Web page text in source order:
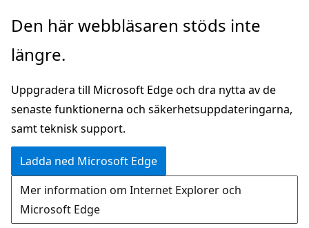
Hoppa
huvudinnehåll
Den här webbläsaren stöds inte
längre.
Uppgradera till Microsoft Edge och dra nytta av de
senaste funktionerna och säkerhetsuppdateringarna,
samt teknisk support.
Ladda ned Microsoft Edge
Mer information om Internet Explorer och
Microsoft Edge